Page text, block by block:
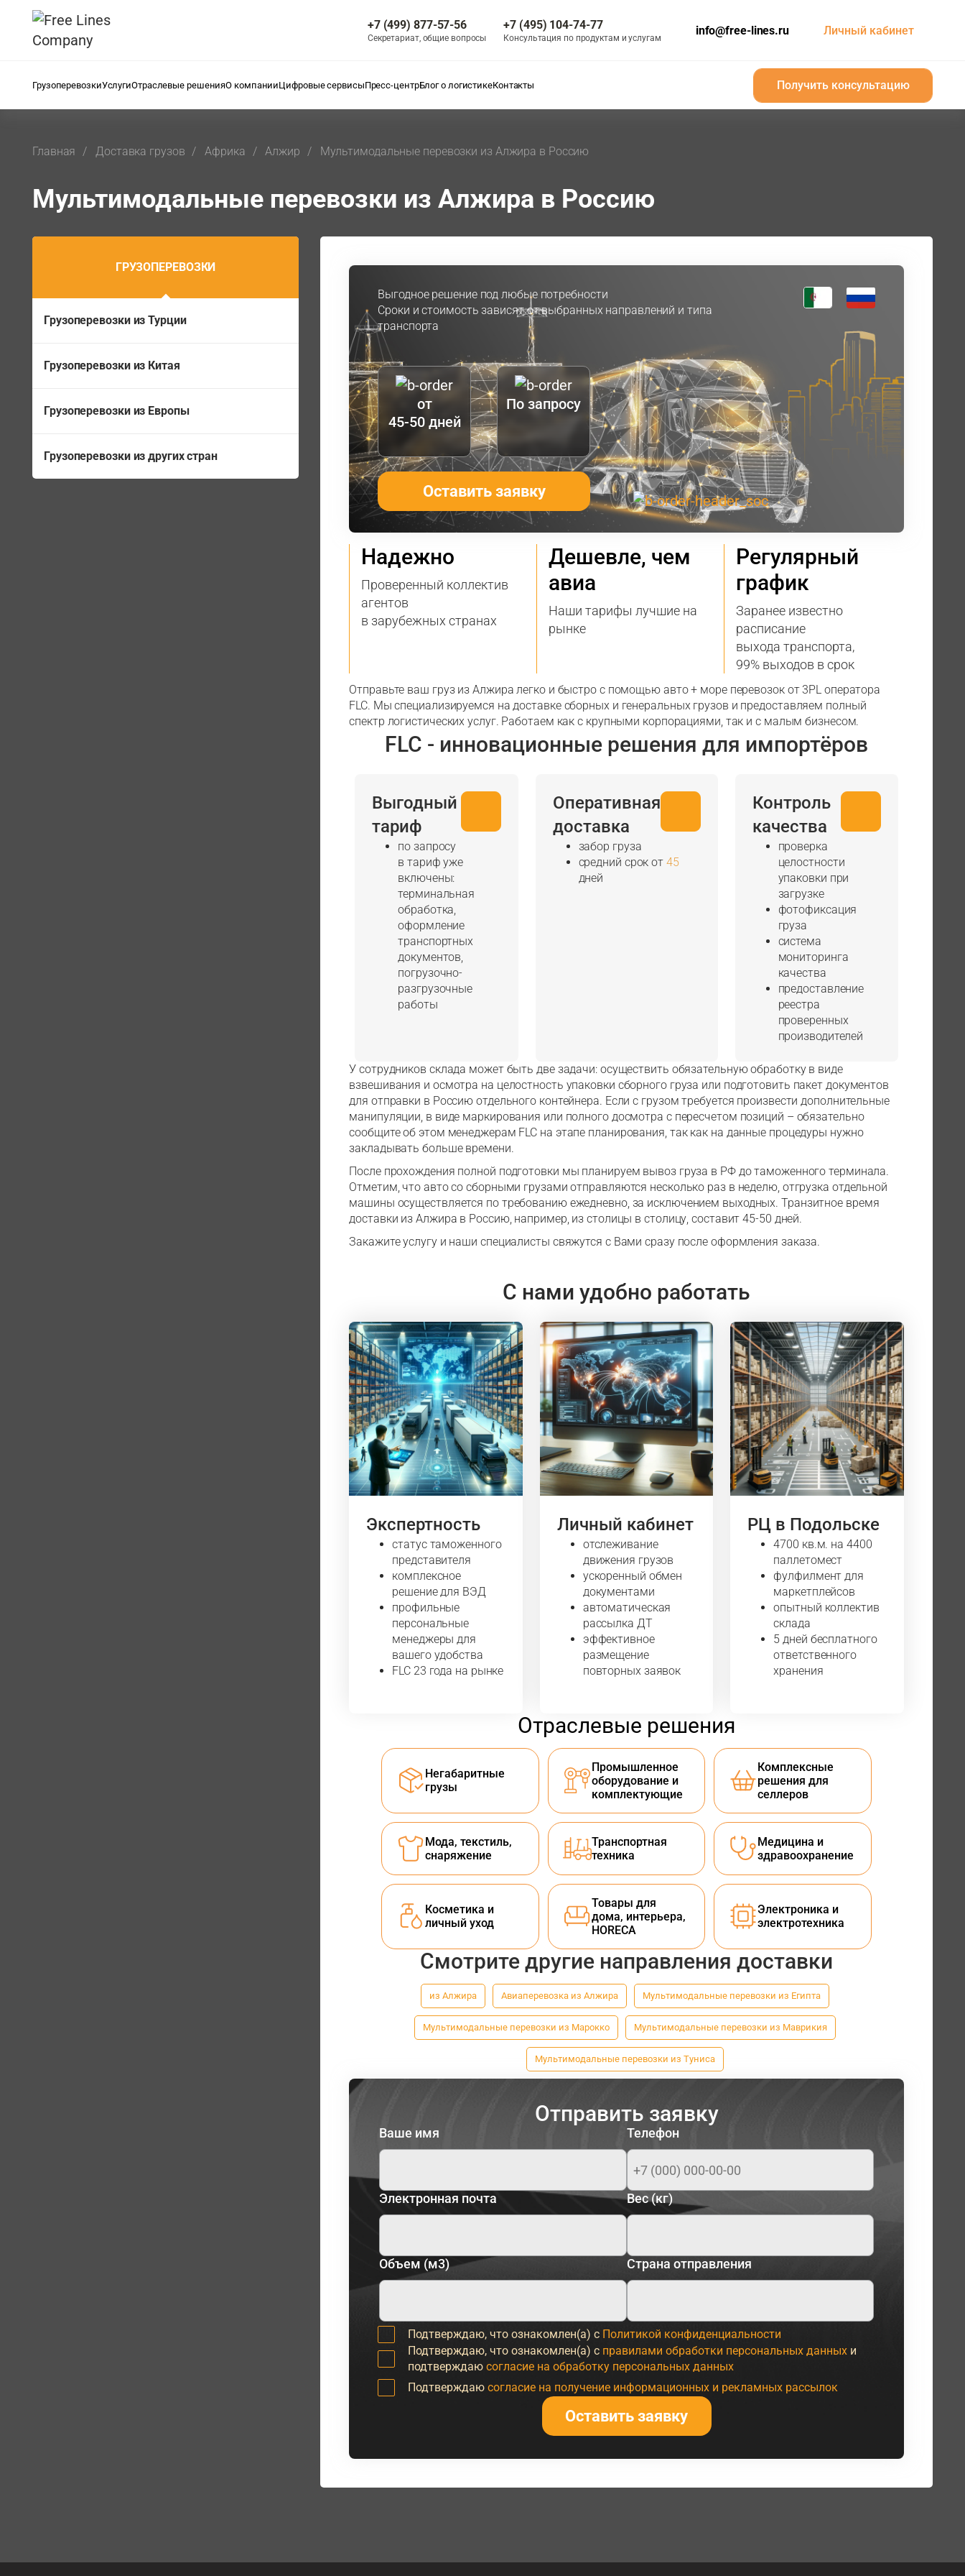
+7 (499) 877-57-56
Секретариат, общие вопросы
+7 (495) 104-74-77
Консультация по продуктам и услугам
info@free-lines.ru Личный кабинет
ГрузоперевозкиУслугиОтраслевые решенияО компанииЦифровые сервисыПресс-центрБлог о логистикеКонтакты Получить консультацию
Получить консультацию
Главная Доставка грузов Африка Алжир Мультимодальные перевозки из Алжира в Россию
Мультимодальные перевозки из Алжира в Россию
ГРУЗОПЕРЕВОЗКИ
Грузоперевозки из Турции
Грузоперевозки из Китая
Грузоперевозки из Европы
Грузоперевозки из других стран
Выгодное решение под любые потребности
Сроки и стоимость зависят от выбранных направлений и типа
транспорта
от
45-50 дней
По запросу
Оставить заявку
Надежно
Проверенный коллектив
агентов
в зарубежных странах
Дешевле, чем
авиа
Наши тарифы лучшие на
рынке
Регулярный
график
Заранее известно
расписание
выхода транспорта,
99% выходов в срок
Отправьте ваш груз из Алжира легко и быстро с помощью авто + море перевозок от 3PL оператора
FLC. Мы специализируемся на доставке сборных и генеральных грузов и предоставляем полный
спектр логистических услуг. Работаем как с крупными корпорациями, так и с малым бизнесом.
FLC - инновационные решения для импортёров
Выгодный
тариф
по запросу
в тариф уже
включены:
терминальная
обработка,
оформление
транспортных
документов,
погрузочно-
разгрузочные
работы
Оперативная
доставка
забор груза
средний срок от 45
дней
Контроль
качества
проверка
целостности
упаковки при
загрузке
фотофиксация
груза
система
мониторинга
качества
предоставление
реестра
проверенных
производителей
У сотрудников склада может быть две задачи: осуществить обязательную обработку в виде
взвешивания и осмотра на целостность упаковки сборного груза или подготовить пакет документов
для отправки в Россию отдельного контейнера. Если с грузом требуется произвести дополнительные
манипуляции, в виде маркирования или полного досмотра с пересчетом позиций – обязательно
сообщите об этом менеджерам FLC на этапе планирования, так как на данные процедуры нужно
закладывать больше времени.
После прохождения полной подготовки мы планируем вывоз груза в РФ до таможенного терминала.
Отметим, что авто со сборными грузами отправляются несколько раз в неделю, отгрузка отдельной
машины осуществляется по требованию ежедневно, за исключением выходных. Транзитное время
доставки из Алжира в Россию, например, из столицы в столицу, составит 45-50 дней.
Закажите услугу и наши специалисты свяжутся с Вами сразу после оформления заказа.
С нами удобно работать
Экспертность
статус таможенного
представителя
комплексное
решение для ВЭД
профильные
персональные
менеджеры для
вашего удобства
FLC 23 года на рынке
Личный кабинет
отслеживание
движения грузов
ускоренный обмен
документами
автоматическая
рассылка ДТ
эффективное
размещение
повторных заявок
РЦ в Подольске
4700 кв.м. на 4400
паллетомест
фулфилмент для
маркетплейсов
опытный коллектив
склада
5 дней бесплатного
ответственного
хранения
Отраслевые решения
Негабаритные
грузы
Промышленное
оборудование и
комплектующие
Комплексные
решения для
селлеров
Мода, текстиль,
снаряжение
Транспортная
техника
Медицина и
здравоохранение
Косметика и
личный уход
Товары для
дома, интерьера,
HORECA
Электроника и
электротехника
Смотрите другие направления доставки
из Алжира Авиаперевозка из Алжира Мультимодальные перевозки из Египта
Мультимодальные перевозки из Марокко Мультимодальные перевозки из Маврикия
Мультимодальные перевозки из Туниса
Отправить заявку
Ваше имя Телефон
Электронная почта Вес (кг)
Объем (м3) Страна отправления
Подтверждаю, что ознакомлен(а) с Политикой конфиденциальности
Подтверждаю, что ознакомлен(а) с правилами обработки персональных данныхи
подтверждаю согласие на обработку персональных данных
Подтверждаю согласие на получение информационных и рекламных рассылок
Оставить заявку